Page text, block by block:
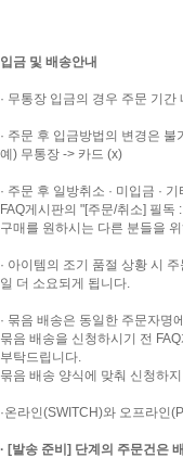
입금 및 배송안내
· 무통장 입금의 경우 주문 기간
· 주문 후 입금방법의 변경은
예) 무통장 -> 카드 (x)
· 주문 후 일방취소 · 미입금 ·
FAQ게시판의 "[주문/취소] 필독
구매를 원하시는 다른 분들을
· 아이템의 조기 품절 상황 시
일 더 소요되게 됩니다.
· 묶음 배송은 동일한 주문자명
묶음 배송을 신청하시기 전
부탁드립니다.
묶음 배송 양식에 맞춰 신청하
·온라인(SWITCH)와 오프라인
· [발송 준비] 단계의 주문건은